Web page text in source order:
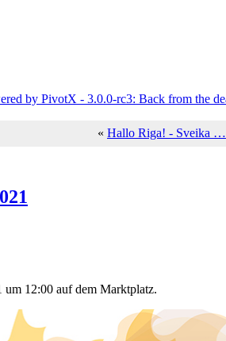
« Hallo Riga! - Sveika …
um 12:00 auf dem Marktplatz.